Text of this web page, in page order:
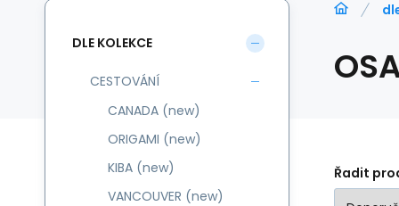
Řadit
DLE KOLEKCE
CESTOVÁNÍ
CANADA (new)
ORIGAMI (new)
KIBA (new)
VANCOUVER (new)